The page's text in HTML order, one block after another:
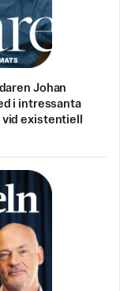
Johan
i intressanta
existentiell